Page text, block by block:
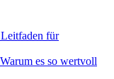
für
es so wertvoll